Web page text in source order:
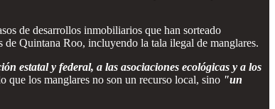
de desarrollos inmobiliarios que han sorteado
Quintana Roo, incluyendo la tala ilegal de manglares.
estatal y federal, a las asociaciones ecológicas y a los
que los manglares no son un recurso local, sino "un